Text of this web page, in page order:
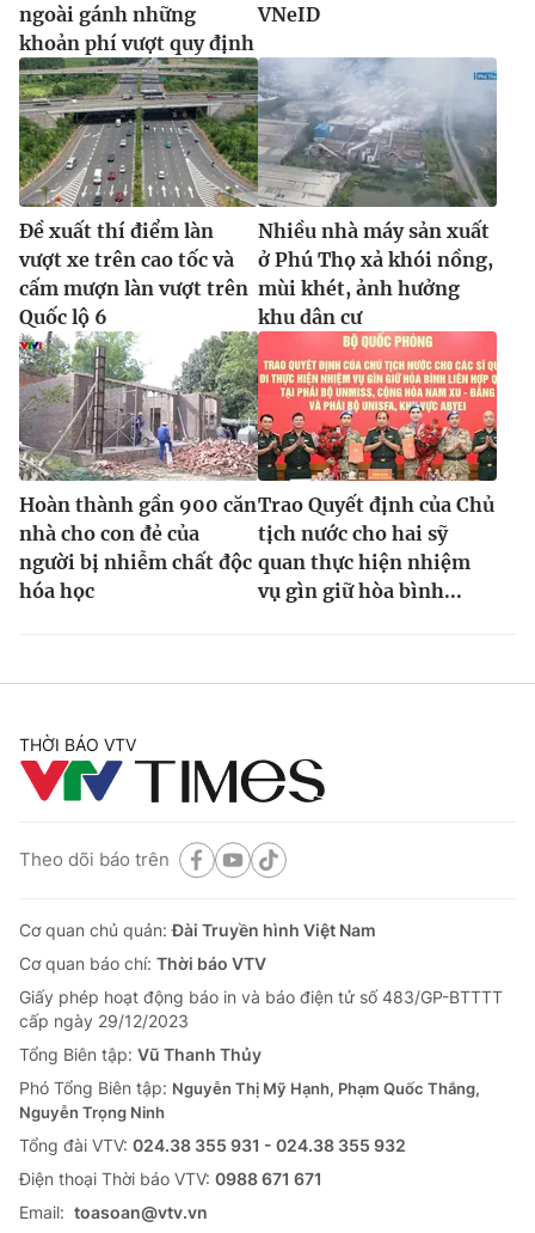
ngoài gánh những
khoản phí vượt quy định
VNeID
Đề xuất thí điểm làn
vượt xe trên cao tốc và
cấm mượn làn vượt trên
Quốc lộ 6
Nhiều nhà máy sản xuất
ở Phú Thọ xả khói nồng,
mùi khét, ảnh hưởng
khu dân cư
Hoàn thành gần 900 căn
nhà cho con đẻ của
người bị nhiễm chất độc
hóa học
Trao Quyết định của Chủ
tịch nước cho hai sỹ
quan thực hiện nhiệm
vụ gìn giữ hòa bình...
THỜI BÁO VTV
Theo dõi báo trên
Cơ quan chủ quản:Đài Truyền hình Việt Nam
Cơ quan báo chí: Thời báo VTV
Giấy phép hoạt động báo in và báo điện tử số 483/GP-BTTTT
cấp ngày 29/12/2023
Tổng Biên tập: Vũ Thanh Thủy
Phó Tổng Biên tập: Nguyễn Thị Mỹ Hạnh, Phạm Quốc Thắng,
Nguyễn Trọng Ninh
Tổng đài VTV: 024.38 355 931 - 024.38 355 932
Ðiện thoại Thời báo VTV: 0988 671 671
Email: toasoan@vtv.vn